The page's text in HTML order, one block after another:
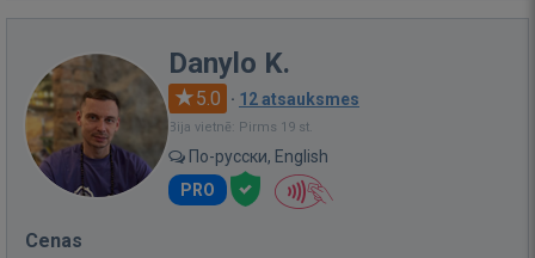
Danylo K.
5.0 · 12 atsauksmes
Bija vietnē: Pirms 19 st.
По-русски, English
PRO
Cenas